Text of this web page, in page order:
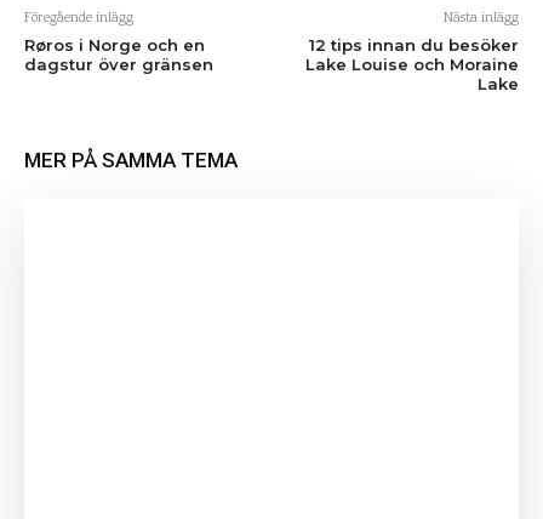
Föregående inlägg
Røros i Norge och en
dagstur över gränsen
Nästa inlägg
12 tips innan du besöker
Lake Louise och Moraine
Lake
MER PÅ SAMMA TEMA